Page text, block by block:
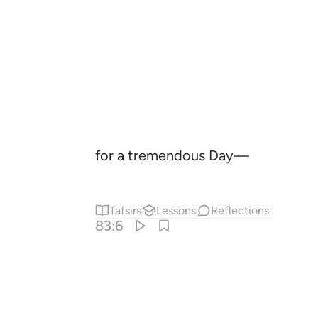
for a tremendous Day—
Tafsirs Lessons Reflections
83:6